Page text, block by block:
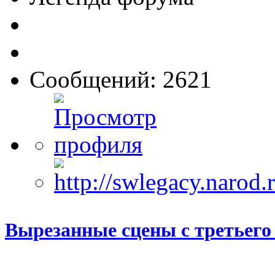
Сообщений: 2621
Вырезанные сцены с третьего